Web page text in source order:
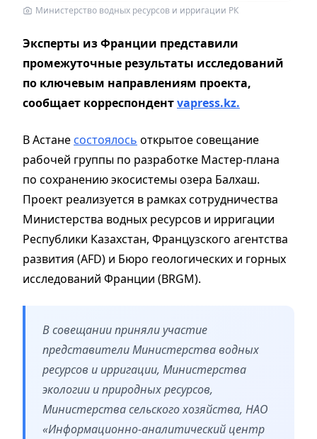
Министерство водных ресурсов и ирригации РК
Эксперты из Франции представили
промежуточные результаты исследований
по ключевым направлениям проекта,
сообщает корреспондентvapress.kz.
В Астане состоялось открытое совещание
рабочей группы по разработке Мастер-плана
по сохранению экосистемы озера Балхаш.
Проект реализуется в рамках сотрудничества
Министерства водных ресурсов и ирригации
Республики Казахстан, Французского агентства
развития (AFD) и Бюро геологических и горных
исследований Франции (BRGM).
В совещании приняли участие
представители Министерства водных
ресурсов и ирригации, Министерства
экологии и природных ресурсов,
Министерства сельского хозяйства, НАО
«Информационно-аналитический центр